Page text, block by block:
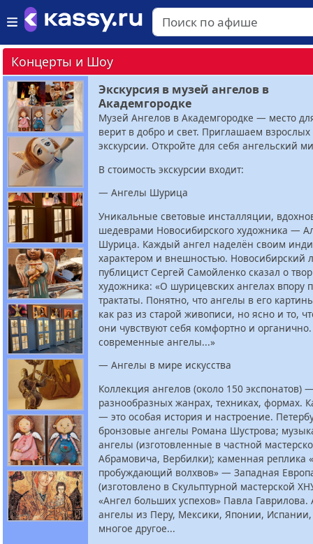
Концерты и Шоу
Экскурсия в музей ангелов в
Академгородке
Музей Ангелов в Академгородке — место
верит в добро и свет. Приглашаем
экскурсии. Откройте для себя ангельский
В стоимость экскурсии входит:
— Ангелы Шурица
Уникальные световые инсталляции,
шедеврами Новосибирского художника —
Шурица. Каждый ангел наделён своим
характером и внешностью. Новосибирский
публицист Сергей Самойленко сказал о
художника: «О шурицевских ангелах впору
трактаты. Понятно, что ангелы в его
как раз из старой живописи, но ясно и то,
они чувствуют себя комфортно и
современные ангелы...»
— Ангелы в мире искусства
Коллекция ангелов (около 150 экспонатов)
разнообразных жанрах, техниках, формах.
— это особая история и настроение.
бронзовые ангелы Романа Шустрова;
ангелы (изготовленные в частной
Абрамовича, Вербилки); каменная реплика
пробуждающий волхвов» — Западная
(изготовлено в Скульптурной мастерской
«Ангел больших успехов» Павла
ангелы из Перу, Мексики, Японии,
многое другое...